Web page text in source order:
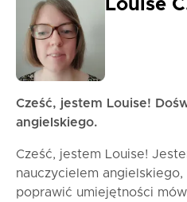
Louise
Cześć, jestem Louise!
angielskiego.
Cześć, jestem Louise!
nauczycielem
poprawić umiejętności